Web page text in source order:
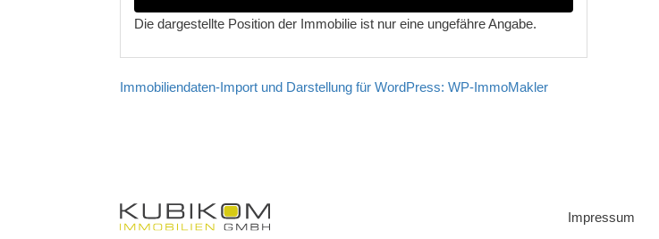
Die dargestellte Position der Immobilie ist nur eine ungefähre Angabe.
Immobiliendaten-Import und Darstellung für WordPress: WP-ImmoMakler
Impressum